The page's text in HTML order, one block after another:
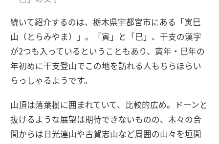
続いて紹介するのは、栃木県宇都宮市にある「寅巳
山（とらみやま）」。「寅」と「巳」、干支の漢字
が2つも入っているということもあり、寅年・巳年の
年初めに干支登山でこの地を訪れる人もちらほらい
らっしゃるようです。
山頂は落葉樹に囲まれていて、比較的広め。ドーンと
抜けるような展望は期待できないものの、木々の合
間からは日光連山や古賀志山など周囲の山々を垣間